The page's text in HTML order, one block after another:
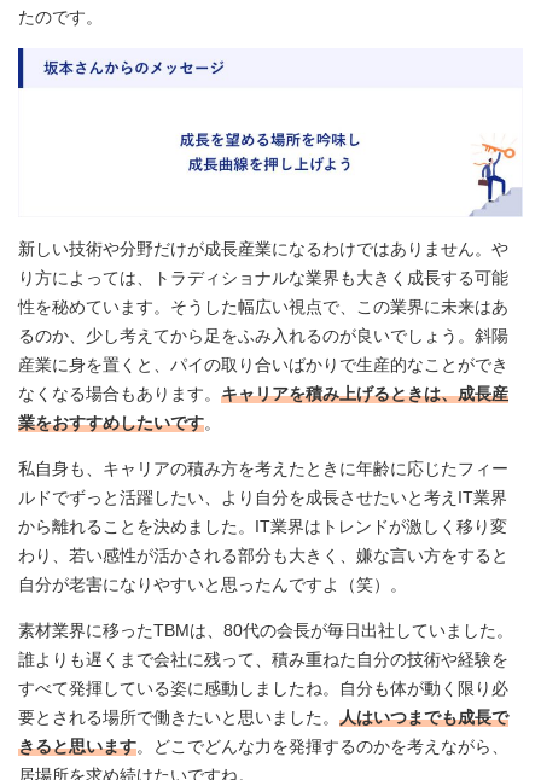
たのです。
新しい技術や分野だけが成長産業になるわけではありません。や
り方によっては、トラディショナルな業界も大きく成長する可能
性を秘めています。そうした幅広い視点で、この業界に未来はあ
るのか、少し考えてから足をふみ入れるのが良いでしょう。斜陽
産業に身を置くと、パイの取り合いばかりで生産的なことができ
なくなる場合もあります。 キャリアを積み上げるときは、成長産
業をおすすめしたいです。
私自身も、キャリアの積み方を考えたときに年齢に応じたフィー
ルドでずっと活躍したい、より自分を成長させたいと考えIT業界
から離れることを決めました。IT業界はトレンドが激しく移り変
わり、若い感性が活かされる部分も大きく、嫌な言い方をすると
自分が老害になりやすいと思ったんですよ（笑）。
素材業界に移ったTBMは、80代の会長が毎日出社していました。
誰よりも遅くまで会社に残って、積み重ねた自分の技術や経験を
すべて発揮している姿に感動しましたね。自分も体が動く限り必
要とされる場所で働きたいと思いました。 人はいつまでも成長で
きると思います。どこでどんな力を発揮するのかを考えながら、
居場所を求め続けたいですね。